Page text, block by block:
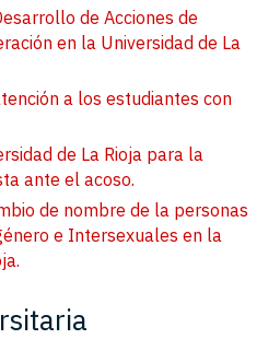
de Acciones de
en la Universidad de La
a los estudiantes con
de La Rioja para la
ante el acoso.
de nombre de la personas
e Intersexuales en la